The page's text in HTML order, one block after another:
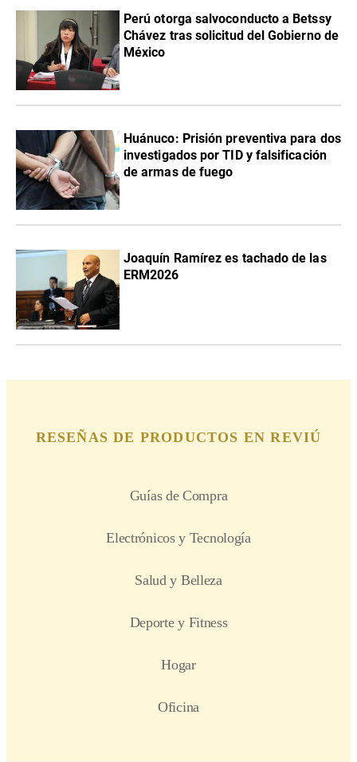
Perú otorga salvoconducto a Betssy
Chávez tras solicitud del Gobierno de
México
Huánuco: Prisión preventiva para dos
investigados por TID y falsificación
de armas de fuego
Joaquín Ramírez es tachado de las
ERM2026